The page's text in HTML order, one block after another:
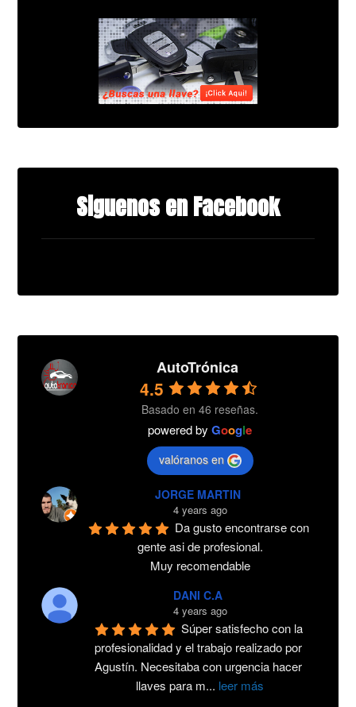
Siguenos en Facebook
AutoTrónica
4.5
Basado en 46 reseñas.
powered byGoogle
valóranos en
JORGE MARTIN
4 years ago
Da gusto encontrarse con
gente asi de profesional.
Muy recomendable
DANI C.A
4 years ago
Súper satisfecho con la
profesionalidad y el trabajo realizado por
Agustín. Necesitaba con urgencia hacer
llaves para m... leer más